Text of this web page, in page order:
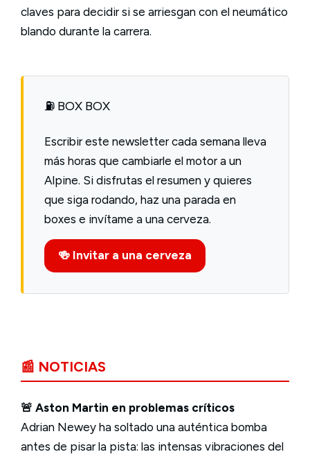
claves para decidir si se arriesgan con el neumático
blando durante la carrera.
⛽ BOX BOX
Escribir este newsletter cada semana lleva
más horas que cambiarle el motor a un
Alpine. Si disfrutas el resumen y quieres
que siga rodando, haz una parada en
boxes e invítame a una cerveza.
🍻 Invitar a una cerveza
📰 NOTICIAS
🚨 Aston Martin en problemas críticos
Adrian Newey ha soltado una auténtica bomba
antes de pisar la pista: las intensas vibraciones del